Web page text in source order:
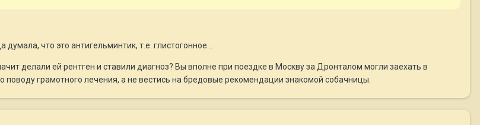
что это антигельминтик, т.е. глистогонное...
делали ей рентген и ставили диагноз? Вы вполне при поездке в Москву за Дронталом могли заехать в
поводу грамотного лечения, а не вестись на бредовые рекомендации знакомой собачницы.